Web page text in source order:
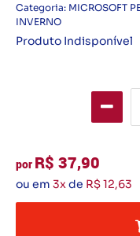
Categoria: MICROSOFT
INVERNO
Produto Indisponível
por R$ 37,90
ou em 3xde R$ 12,63